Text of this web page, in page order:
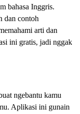
bahasa Inggris.
dan contoh
arti dan
ini gratis, jadi nggak
ngebantu kamu
Aplikasi ini gunain